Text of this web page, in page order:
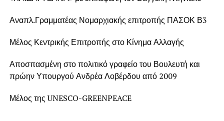
Αναπλ.Γραμματέας Νομαρχιακής επιτροπής ΠΑΣΟΚ Β3
Μέλος Κεντρικής Επιτροπής στο Κίνημα Αλλαγής
Αποσπασμένη στο πολιτικό γραφείο του Βουλευτή και
πρώην Υπουργού Ανδρέα Λοβέρδου από 2009
Μέλος της UNESCO-GREENPEACE